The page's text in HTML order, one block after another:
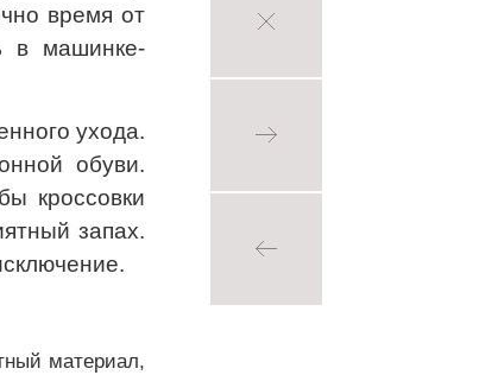
время от
в машинке-
ухода.
обуви.
кроссовки
запах.
материал,